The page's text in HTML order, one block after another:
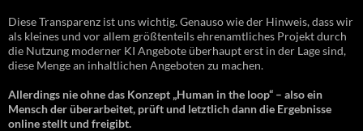
Diese Transparenz ist uns wichtig. Genauso wie der Hinweis, dass wir
als kleines und vor allem größtenteils ehrenamtliches Projekt durch
die Nutzung moderner KI Angebote überhaupt erst in der Lage sind,
diese Menge an inhaltlichen Angeboten zu machen.
Allerdings nie ohne das Konzept „Human in the loop“ – also ein
Mensch der überarbeitet, prüft und letztlich dann die Ergebnisse
online stellt und freigibt.